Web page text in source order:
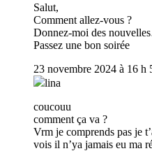
Salut,
Comment allez-vous ?
Donnez-moi des
Passez une bon soirée
23 novembre 2024 à 16 h
lina
coucouu
comment ça va ?
Vrm je comprends pas je
vois il n’ya jamais eu ma